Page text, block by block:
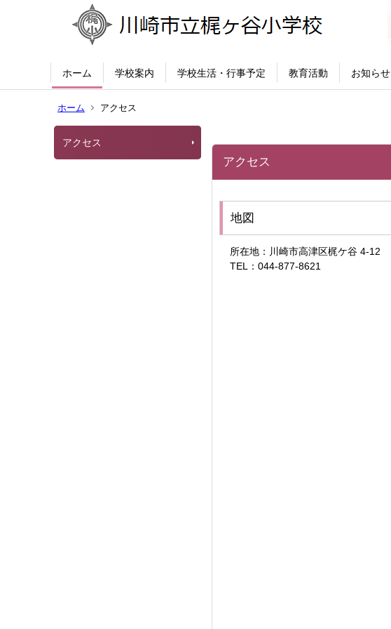
ホーム 学校案内 学校生活・行事予定 教育活動 お知らせ
ホーム アクセス
アクセス
アクセス
地図
所在地：川崎市高津区梶ケ谷 4-12
TEL：044-877-8621